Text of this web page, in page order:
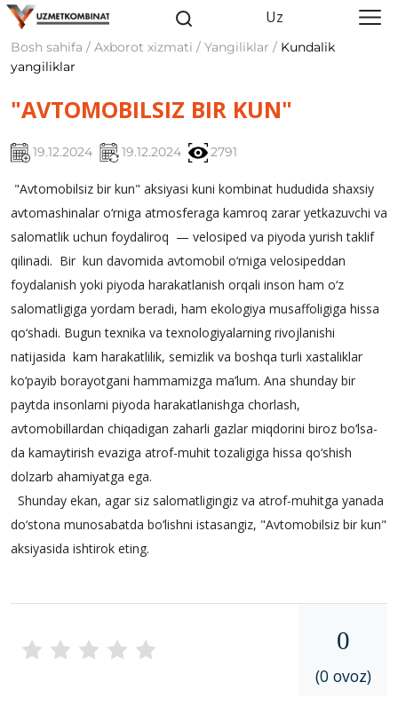
Uz
Bosh sahifa / Axborot xizmati / Yangiliklar / Kundalik
yangiliklar
"AVTOMOBILSIZ BIR KUN"
19.12.2024 19.12.2024 2791
"Avtomobilsiz bir kun" aksiyasi kuni kombinat hududida shaxsiy
avtomashinalar o‘rniga atmosferaga kamroq zarar yetkazuvchi va
salomatlik uchun foydaliroq — velosiped va piyoda yurish taklif
qilinadi. Bir kun davomida avtomobil o‘rniga velosipeddan
foydalanish yoki piyoda harakatlanish orqali inson ham o‘z
salomatligiga yordam beradi, ham ekologiya musaffoligiga hissa
qo‘shadi. Bugun texnika va texnologiyalarning rivojlanishi
natijasida kam harakatlilik, semizlik va boshqa turli xastaliklar
ko‘payib borayotgani hammamizga ma’lum. Ana shunday bir
paytda insonlarni piyoda harakatlanishga chorlash,
avtomobillardan chiqadigan zaharli gazlar miqdorini biroz bo‘lsa-
da kamaytirish evaziga atrof-muhit tozaligiga hissa qo‘shish
dolzarb ahamiyatga ega.
Shunday ekan, agar siz salomatligingiz va atrof-muhitga yanada
do‘stona munosabatda bo‘lishni istasangiz, "Avtomobilsiz bir kun"
aksiyasida ishtirok eting.
0
(0 ovoz)